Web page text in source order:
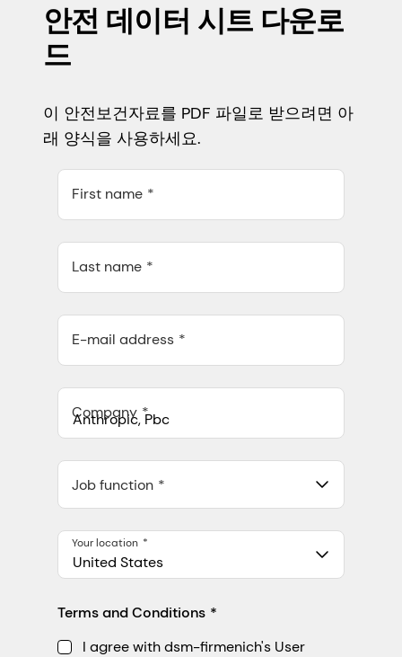
안전 데이터 시트 다운로
드
이 안전보건자료를 PDF 파일로 받으려면 아
래 양식을 사용하세요.
First name
Last name
E-mail address
Company
548 Market St Pmb 90375, San Francisco, California, US
Job function
United States
Your location
Terms and Conditions
I agree with dsm-firmenich's User